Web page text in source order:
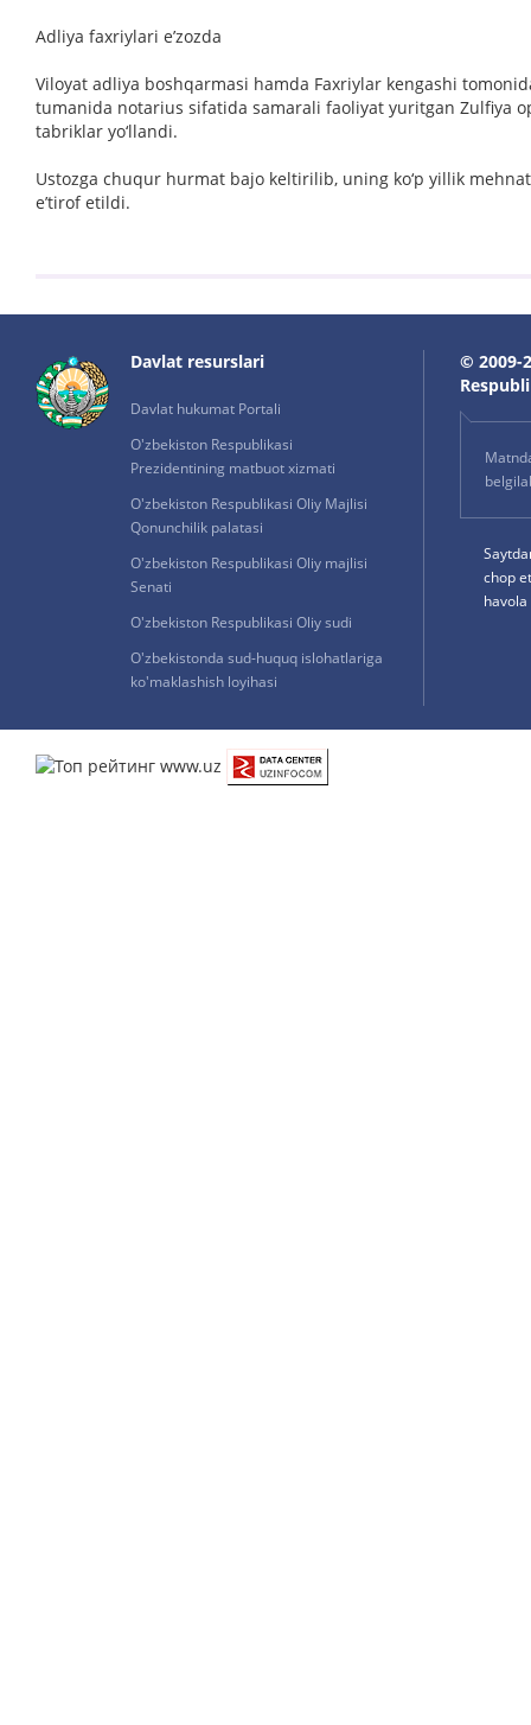
Adliya faxriylari e’zozda
Viloyat adliya boshqarmasi hamda Faxriylar kengashi
tumanida notarius sifatida samarali faoliyat yuritgan Zulfiya
tabriklar yo‘llandi.
Ustozga chuqur hurmat bajo keltirilib, uning ko‘p yillik
e’tirof etildi.
Davlat resurslari
Davlat hukumat Portali
O'zbekiston Respublikasi
Prezidentining matbuot xizmati
O'zbekiston Respublikasi Oliy Majlisi
Qonunchilik palatasi
O'zbekiston Respublikasi Oliy majlisi
Senati
O'zbekiston Respublikasi Oliy sudi
O'zbekistonda sud-huquq islohatlariga
ko'maklashish loyihasi
© 2009-
chop